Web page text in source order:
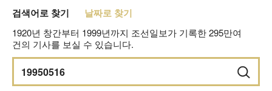
검색어로 찾기 날짜로 찾기
1920년 창간부터 1999년까지 조선일보가 기록한 295만여
건의 기사를 보실 수 있습니다.